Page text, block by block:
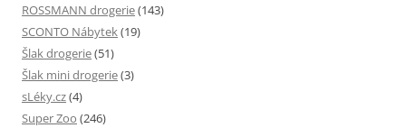
ROSSMANN drogerie(143)
SCONTO Nábytek(19)
Šlak drogerie(51)
Šlak mini drogerie(3)
sLéky.cz(4)
Super Zoo (246)